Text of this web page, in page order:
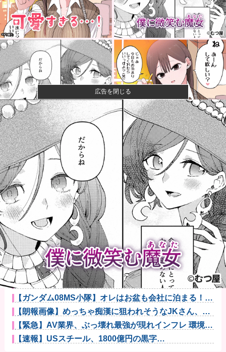
【悲報】八王子の夏祭り、衛生管理終わってた
【朗報】ハンターハンター最新話、ベンジャミンが覚
醒して主人公...
【悲報】最新話のモンキー・D・ルフィさん、あまりに
も情けなさ...
【悲報】イオン、完全にヤケクソになるｗｗｗｗ
広島カープ、オフのトークショーやテレビ出演等の
「副業」を禁止...
「ここのコンビニの店長マジでヤバい」と利用者が告
発、袋一杯の...
今でも「日本が世界トップ」なものって何がある？他
小園海斗、来店他
【悲報】強者男性さん「30超えてデートの練習とかし
てる奴なん...
投機家の円買い急増 日米の協調介入後に円安方向の
ポジションが...
【ガンダム08MS小隊】オレはお盆も会社に泊まる！！
他
【朗報画像】めっちゃ痴漢に狙われそうなJKさん、痴
漢を逮捕ｗ...
【緊急】AV業界、ぶっ壊れ最強が現れインフレ 環境崩
壊ｗｗｗ...
【速報】USスチール、1800億円の黒字
広告を閉じる